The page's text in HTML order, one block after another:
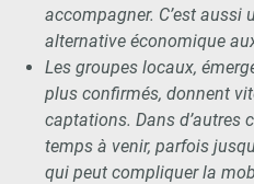
accompagner. C’est aussi
alternative économique
Les groupes locaux,
plus confirmés, donnent
captations. Dans d’autres
temps à venir, parfois
qui peut compliquer la